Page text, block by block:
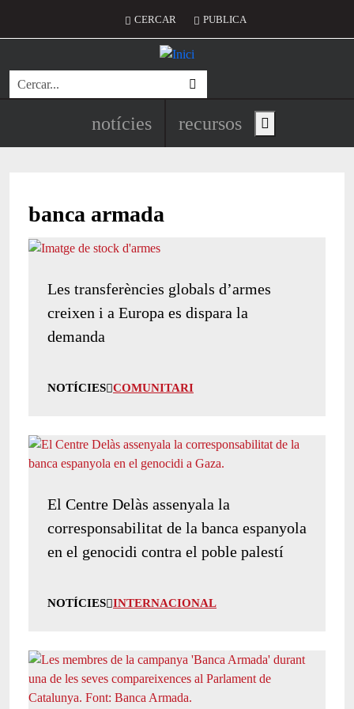
Menú del compte d'usuari
CERCAR PUBLICA
Cerca
Navegació principal de
notícies recursos Show main menu
banca armada
Les transferències globals d’armes
creixen i a Europa es dispara la
demanda
NOTÍCIES COMUNITARI
El Centre Delàs assenyala la
corresponsabilitat de la banca espanyola
en el genocidi contra el poble palestí
NOTÍCIES INTERNACIONAL